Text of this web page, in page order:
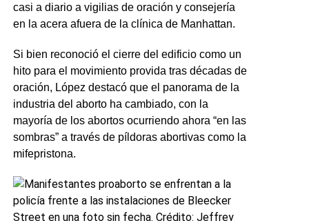
casi a diario a vigilias de oración y consejería
en la acera afuera de la clínica de Manhattan.
Si bien reconoció el cierre del edificio como un
hito para el movimiento provida tras décadas de
oración, López destacó que el panorama de la
industria del aborto ha cambiado, con la
mayoría de los abortos ocurriendo ahora “en las
sombras” a través de píldoras abortivas como la
mifepristona.